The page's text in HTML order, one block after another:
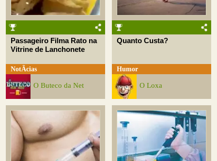
Passageiro Filma Rato na
Vitrine de Lanchonete
NotÃ­cias
O Buteco da Net
Quanto Custa?
Humor
O Loxa